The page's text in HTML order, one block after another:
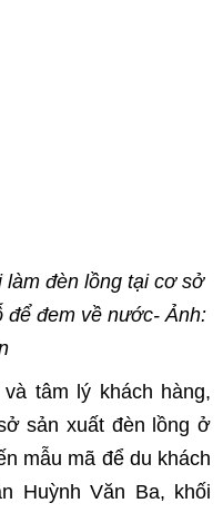
làm đèn lồng tại cơ sở
để đem về nước- Ảnh:
tâm lý khách hàng,
sản xuất đèn lồng ở
mẫu mã để du khách
Huỳnh Văn Ba, khối